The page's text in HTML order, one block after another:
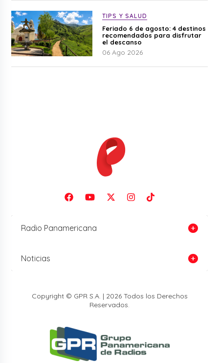
TIPS Y SALUD
Feriado 6 de agosto: 4 destinos
recomendados para disfrutar
el descanso
06 Ago 2026
Radio Panamericana
Noticias
Copyright © GPR S.A. | 2026 Todos los Derechos
Reservados.